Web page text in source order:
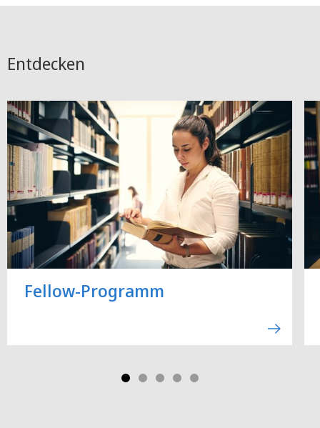
Entdecken
Fellow-Programm